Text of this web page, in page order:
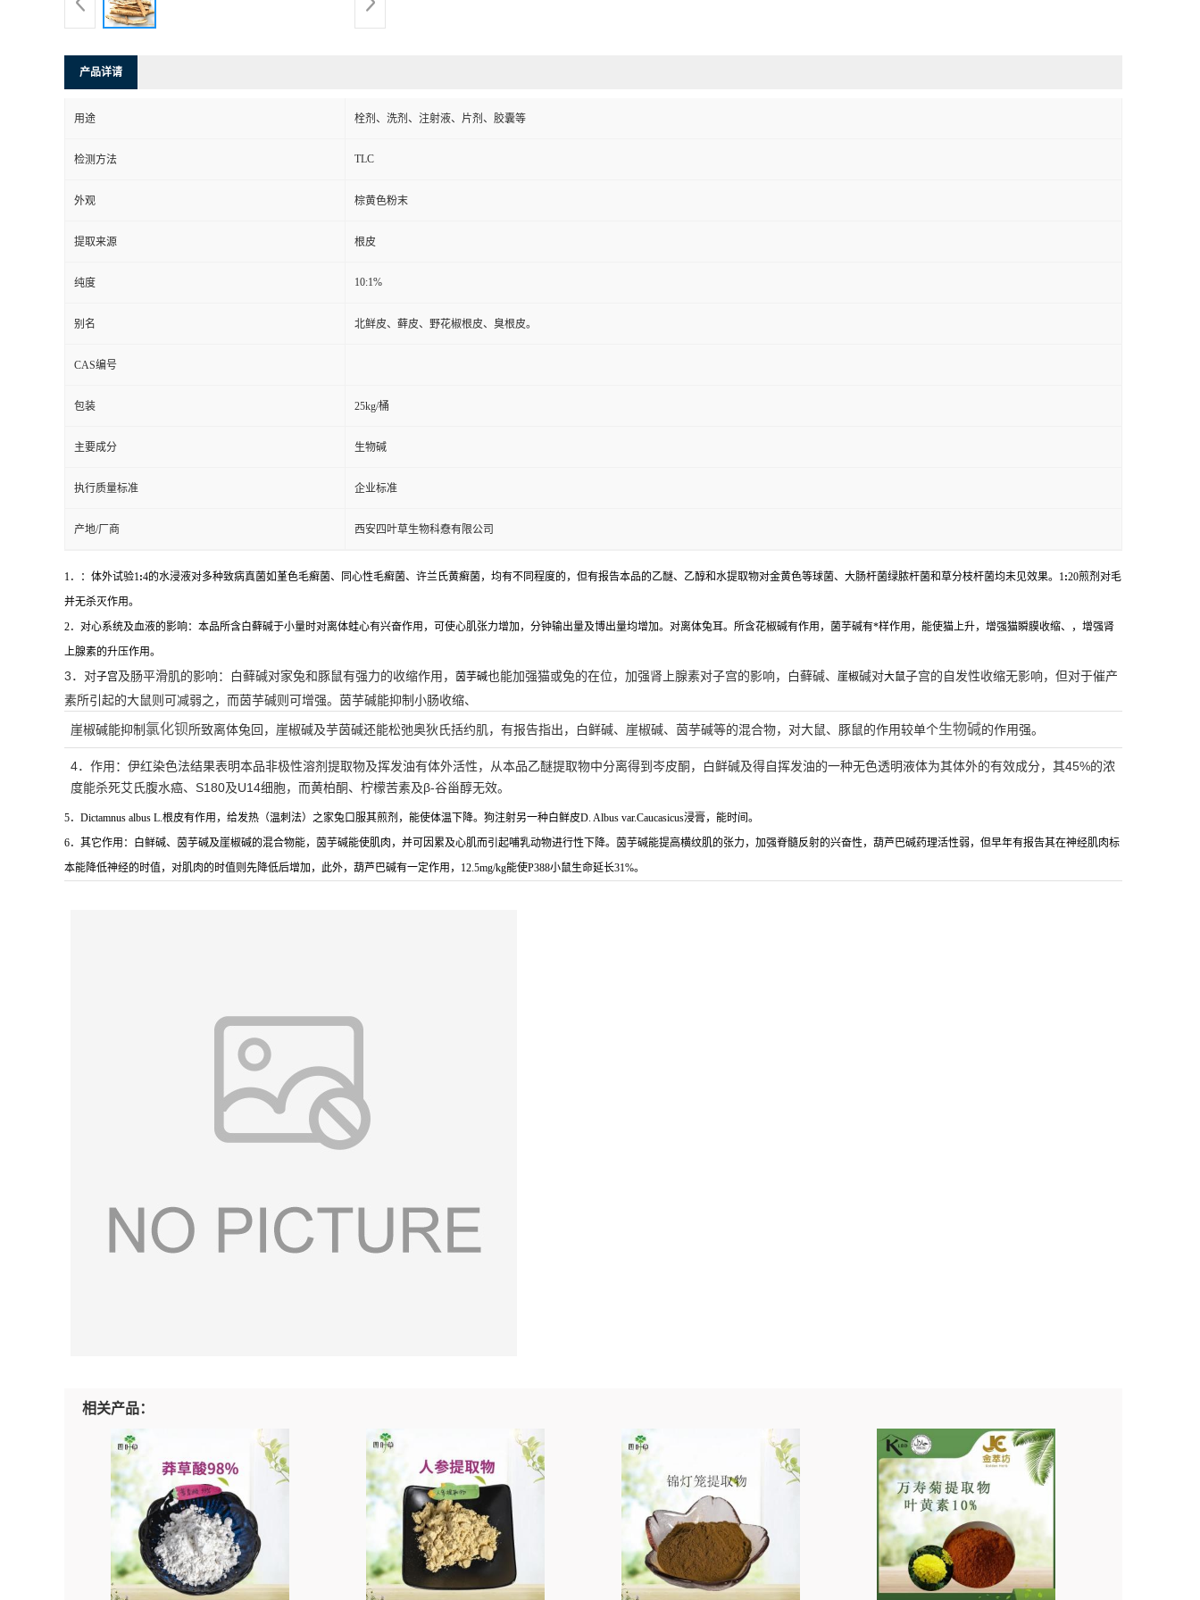
产品详请
用途 栓剂、洗剂、注射液、片剂、胶囊等
检测方法 TLC
外观 棕黄色粉末
提取来源 根皮
纯度 10:1%
别名 北鲜皮、藓皮、野花椒根皮、臭根皮。
CAS编号
包装 25kg/桶
主要成分 生物碱
执行质量标准 企业标准
产地/厂商 西安四叶草生物科憃有限公司
1．：体外试验1:4的水浸液对多种致病真菌如堇色毛癣菌、同心性毛癣菌、许兰氏黄癣菌，均有不同程度的，但有报告本品的乙醚、乙醇和水提取物对金黄色等球菌、大肠杆菌绿脓杆菌和草分枝杆菌均未见效果。1:20煎剂对毛
并无杀灭作用。
2．对心系统及血液的影响：本品所含白藓碱于小量时对离体蛙心有兴奋作用，可使心肌张力增加，分钟输出量及博出量均增加。对离体兔耳。所含花椒碱有作用，菌芋碱有*样作用，能使猫上升，增强猫瞬膜收缩、，增强肾
上腺素的升压作用。
3．对子宫及肠平滑肌的影响：白藓碱对家兔和豚鼠有强力的收缩作用， 茵芋碱也能加强猫或兔的在位，加强肾上腺素对子宫的影响，白藓碱、 崖椒碱对大鼠子宫的自发性收缩无影响，但对于催产
素所引起的大鼠则可减弱之，而茵芋碱则可增强。茵芋碱能抑制小肠收缩、
崖椒碱能抑制 氯化钡所致离体兔回，崖椒碱及芋茵碱还能松弛奥狄氏括约肌，有报告指出，白鲜碱、崖椒碱、茵芋碱等的混合物，对大鼠、豚鼠的作用较单个生物碱的作用强。
4． 作用：伊红染色法结果表明本品非极性溶剂提取物及挥发油有体外活性，从本品乙醚提取物中分离得到岑皮酮，白鲜碱及得自挥发油的一种无色透明液体为其体外的有效成分，其45%的浓
度能杀死艾氏腹水癌、S180及U14细胞，而黄柏酮、柠檬苦素及β-谷甾醇无效。
5．Dictamnus albus L.根皮有作用，给发热（温刺法）之家兔口服其煎剂，能使体温下降。狗注射另一种白鲜皮D. Albus var.Caucasicus浸膏，能时间。
6．其它作用：白鲜碱、茵芋碱及崖椒碱的混合物能，茵芋碱能使肌肉，并可因累及心肌而引起哺乳动物进行性下降。茵芋碱能提高横纹肌的张力，加强脊髓反射的兴奋性，葫芦巴碱药理活性弱，但早年有报告其在神经肌肉标
本能降低神经的时值，对肌肉的时值则先降低后增加，此外，葫芦巴碱有一定作用，12.5mg/kg能使P388小鼠生命延长31%。
相关产品：